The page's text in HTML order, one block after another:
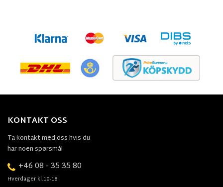
KONTAKT OSS
Ta kontakt med oss hvis du
har noen spørsmål
+46 08 - 35 35 80
Hverdager kl.10-18